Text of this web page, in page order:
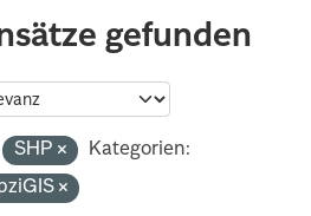
gefunden
SHP
Kategorien: